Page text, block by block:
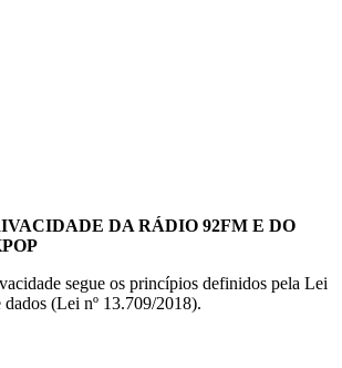
DA RÁDIO 92FM E DO
segue os princípios definidos pela Lei
dados (Lei nº 13.709/2018).